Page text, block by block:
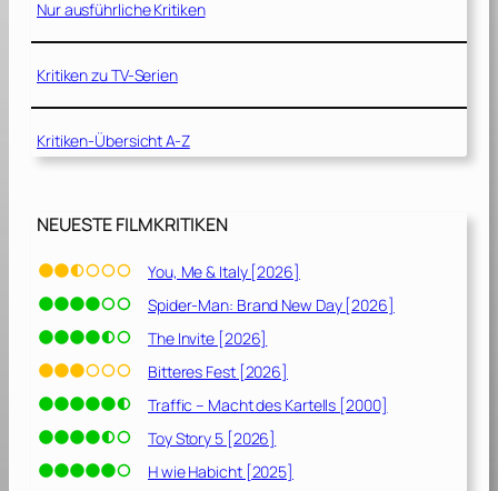
u
s
t
b
e
[
0
9
]
Nur ausführliche Kritiken
Kritiken zu TV-Serien
Kritiken-Übersicht A-Z
NEUESTE FILMKRITIKEN
You, Me & Italy [2026]
Spider-Man: Brand New Day [2026]
The Invite [2026]
Bitteres Fest [2026]
Traffic – Macht des Kartells [2000]
Toy Story 5 [2026]
H wie Habicht [2025]